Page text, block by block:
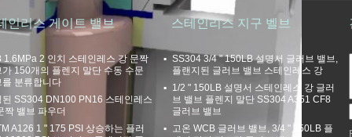
증명서:
ISO9001
나선부입니다
디자인:
플로팅
인리스 게이트 밸브
1.6MPa 2 인치 스테인레스 강 문짝
가 150개의 플렌지 말단 수동 수문
를 분류합니다
된 SS304 DN100 PN16 스테인레스
짝 밸브 파우더
A126 1 " 175 PSI 상승하는 플러
스테인리스 지구 벨브
SS304 3/4 " 150LB 설명서 글러브 밸브,
플랜지된 글러브 밸브 스테인레스 강
1/2 " 150LB 설명서 스테인레스 강 글러
브 밸브 플렌지 말단 SS304 A351 CF8
글러브 밸브
고온 WCB 글러브 밸브, 3/4 " 150LB 플